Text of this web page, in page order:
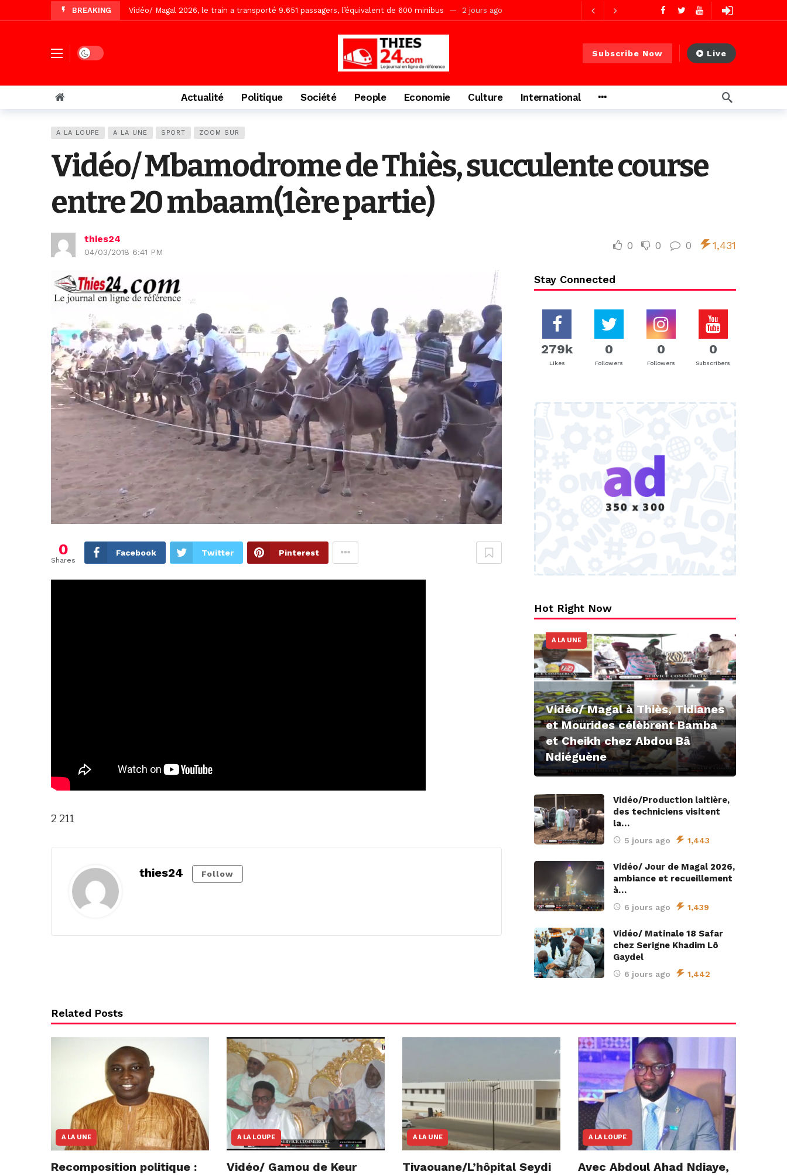
BREAKING Vidéo/ L’arrivée spectaculaire à la gare de Thiès, du dernier train en provenance de Touba 2 jours ago
Vidéo/Gamou Bakhdad chez Boroom Ndaam, sécurité, eau, au coeur des priorités
Adhésion du Mouvement citoyen « ZIGUINCHOR REK » au parti KIIRAY – Les Patriotes Républicains
Dark mode Subscribe Now Live
Actualité Politique Société People Economie Culture International
A LA LOUPE A LA UNE SPORT ZOOM SUR
Vidéo/ Mbamodrome de Thiès, succulente course
entre 20 mbaam(1ère partie)
thies24
04/03/2018 6:41 PM
0 0 0 1,431
0
Shares
Facebook Twitter Pinterest
2 211
thies24 Follow
Stay Connected
279k
Likes
0
Followers
0
Followers
0
Subscribers
Hot Right Now
A LA UNE
Vidéo/ Magal à Thiès, Tidianes
et Mourides célèbrent Bamba
et Cheikh chez Abdou Bâ
Ndiéguène
Vidéo/Production laitière,
des techniciens visitent
la…
5 jours ago 1,443
Vidéo/ Jour de Magal 2026,
ambiance et recueillement
à…
6 jours ago 1,439
Vidéo/ Matinale 18 Safar
chez Serigne Khadim Lô
Gaydel
6 jours ago 1,442
Related Posts
A LA UNE
Recomposition politique :
A LA LOUPE
Vidéo/ Gamou de Keur
A LA UNE
Tivaouane/L’hôpital Seydi
A LA LOUPE
Avec Abdoul Ahad Ndiaye,